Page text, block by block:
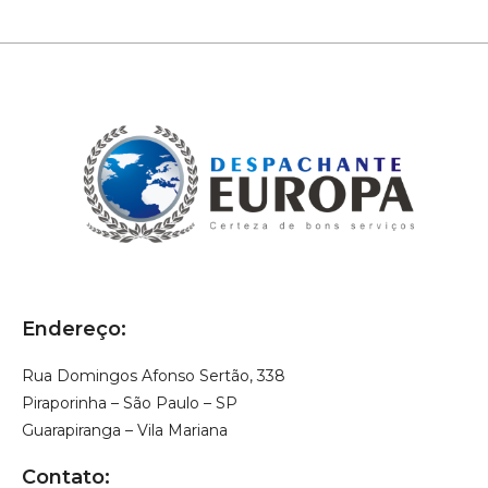
Endereço:
Rua Domingos Afonso Sertão, 338
Piraporinha – São Paulo – SP
Guarapiranga – Vila Mariana
Contato: